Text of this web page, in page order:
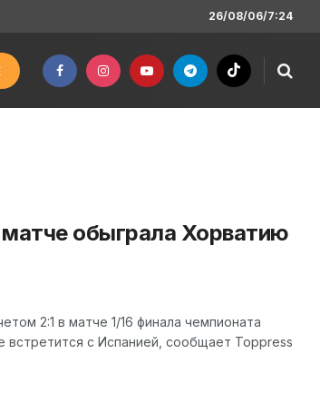
26/08/06/7:24
обыграла Хорватию
2:1 в матче 1/16 финала чемпионата
с Испанией, сообщает Toppress